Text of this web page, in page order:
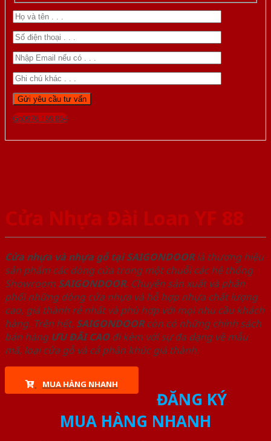
Gọi 0976.169.864
Cửa Nhựa Đài Loan YF 88
Cửa nhựa và nhựa gỗ tại SAIGONDOORlà thương hiệu
sản phẩm các dòng cửa trong một chuỗi các hệ thống
Showroom SAIGONDOOR. Chuyên sản xuất và phân
phối những dòng cửa nhựa và hỗ hợp nhựa chất lượng
cao, giá thành rẻ nhất và phù hợp với mọi nhu cầu khách
hàng. Trên hết, SAIGONDOORcòn có những chính sách
bán hàng ƯU ĐÃI CAOđi kèm với sự đa dạng về mẫu
mã, loại cửa gỗ và cả phân khúc giá thành.
MUA HÀNG NHANH
ĐĂNG KÝ
MUA HÀNG NHANH